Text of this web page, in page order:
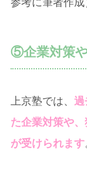
参考に筆者作成
⑤企業対策
上京塾では、 過
た企業対策や
が受けられます